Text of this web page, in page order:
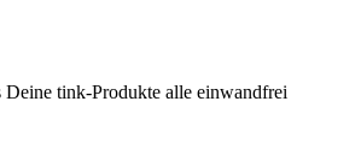
Deine tink-Produkte alle einwandfrei